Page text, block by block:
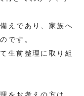
えであり、家族へ
です。
生前整理に取り組